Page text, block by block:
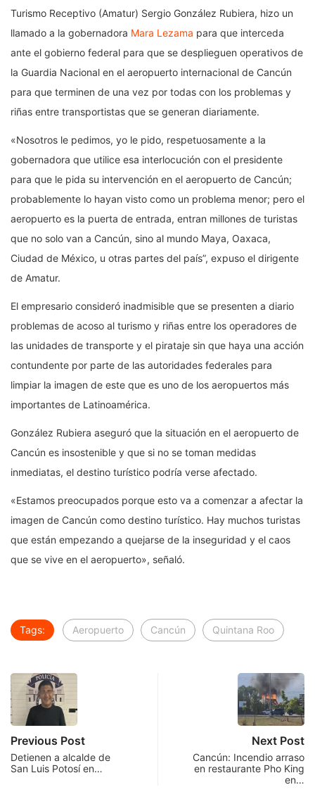
Turismo Receptivo (Amatur) Sergio González Rubiera, hizo un
llamado a la gobernadora Mara Lezama para que interceda
ante el gobierno federal para que se desplieguen operativos de
la Guardia Nacional en el aeropuerto internacional de Cancún
para que terminen de una vez por todas con los problemas y
riñas entre transportistas que se generan diariamente.
«Nosotros le pedimos, yo le pido, respetuosamente a la
gobernadora que utilice esa interlocución con el presidente
para que le pida su intervención en el aeropuerto de Cancún;
probablemente lo hayan visto como un problema menor; pero el
aeropuerto es la puerta de entrada, entran millones de turistas
que no solo van a Cancún, sino al mundo Maya, Oaxaca,
Ciudad de México, u otras partes del país”, expuso el dirigente
de Amatur.
El empresario consideró inadmisible que se presenten a diario
problemas de acoso al turismo y riñas entre los operadores de
las unidades de transporte y el pirataje sin que haya una acción
contundente por parte de las autoridades federales para
limpiar la imagen de este que es uno de los aeropuertos más
importantes de Latinoamérica.
González Rubiera aseguró que la situación en el aeropuerto de
Cancún es insostenible y que si no se toman medidas
inmediatas, el destino turístico podría verse afectado.
«Estamos preocupados porque esto va a comenzar a afectar la
imagen de Cancún como destino turístico. Hay muchos turistas
que están empezando a quejarse de la inseguridad y el caos
que se vive en el aeropuerto», señaló.
Tags: Aeropuerto Cancún Quintana Roo
Previous Post
Detienen a alcalde de
San Luis Potosí en…
Next Post
Cancún: Incendio arraso
en restaurante Pho King
en…